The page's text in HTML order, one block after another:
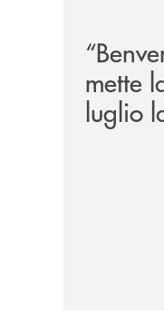
mette
luglio